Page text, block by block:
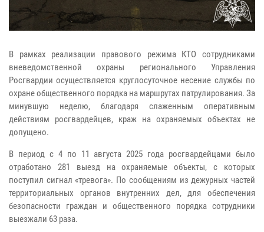
В рамках реализации правового режима КТО сотрудниками
вневедомственной охраны регионального Управления
Росгвардии осуществляется круглосуточное несение службы по
охране общественного порядка на маршрутах патрулирования. За
минувшую неделю, благодаря слаженным оперативным
действиям росгвардейцев, краж на охраняемых объектах не
допущено.
В период с 4 по 11 августа 2025 года росгвардейцами было
отработано 281 выезд на охраняемые объекты, с которых
поступил сигнал «тревога». По сообщениям из дежурных частей
территориальных органов внутренних дел, для обеспечения
безопасности граждан и общественного порядка сотрудники
выезжали 63 раза.